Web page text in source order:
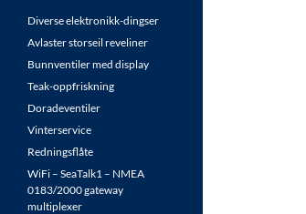
Diverse elektronikk-dingser
Avlaster storseil reveliner
Bunnventiler med display
Teak-oppfriskning
Doradeventiler
Vinterservice
Redningsflåte
WiFi – SeaTalk1 – NMEA
0183/2000 gateway
multiplexer